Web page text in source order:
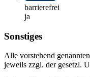
barrierefrei
ja
Sonstiges
Alle vorstehend
jeweils zzgl. der gesetzl.